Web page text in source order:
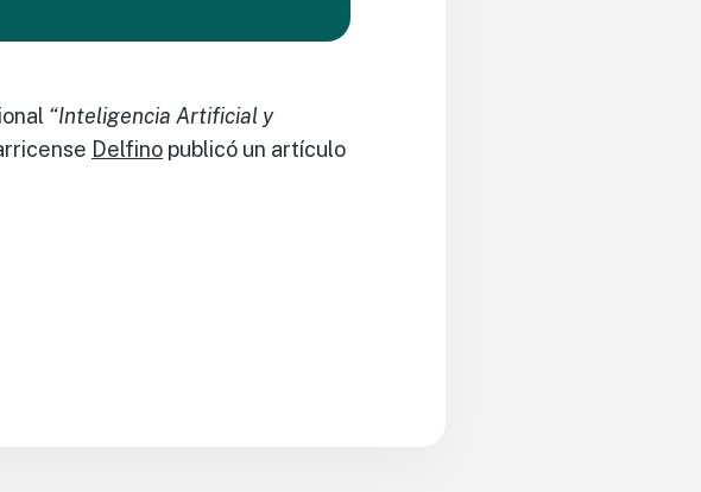
“Inteligencia Artificial y
Delfino publicó un artículo